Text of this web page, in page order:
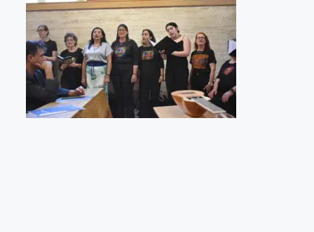
Presse
Qué dicen de nosotros?
Aviso legal
Política de cookies